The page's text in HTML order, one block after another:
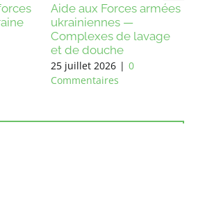
Assistance aux forces
armées de l'Ukraine
22 juillet 2026 | 0
Commentaires
Assistance
13 juin 2026